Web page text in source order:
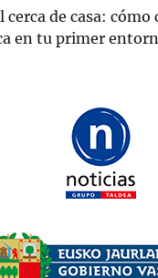
cerca de casa:
en tu primer